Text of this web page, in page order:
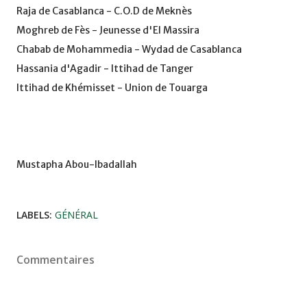
Raja de Casablanca - C.O.D de Meknès
Moghreb de Fès - Jeunesse d'El Massira
Chabab de Mohammedia - Wydad de Casablanca
Hassania d'Agadir - Ittihad de Tanger
Ittihad de Khémisset - Union de Touarga
Mustapha Abou-Ibadallah
LABELS: GÉNÉRAL
Commentaires